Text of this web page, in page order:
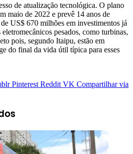
de atualização tecnológica. O plano
maio de 2022 e prevê 14 anos de
US$ 670 milhões em investimentos já
pesados, como turbinas,
pois, segundo Itaipu, estão em
do final da vida útil típica para esses
Pinterest Reddit VK Compartilhar via